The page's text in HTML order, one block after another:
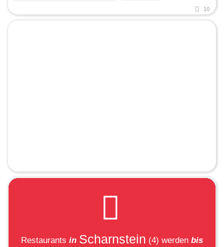
10
Restaurants in Scharnstein (4) werden bis